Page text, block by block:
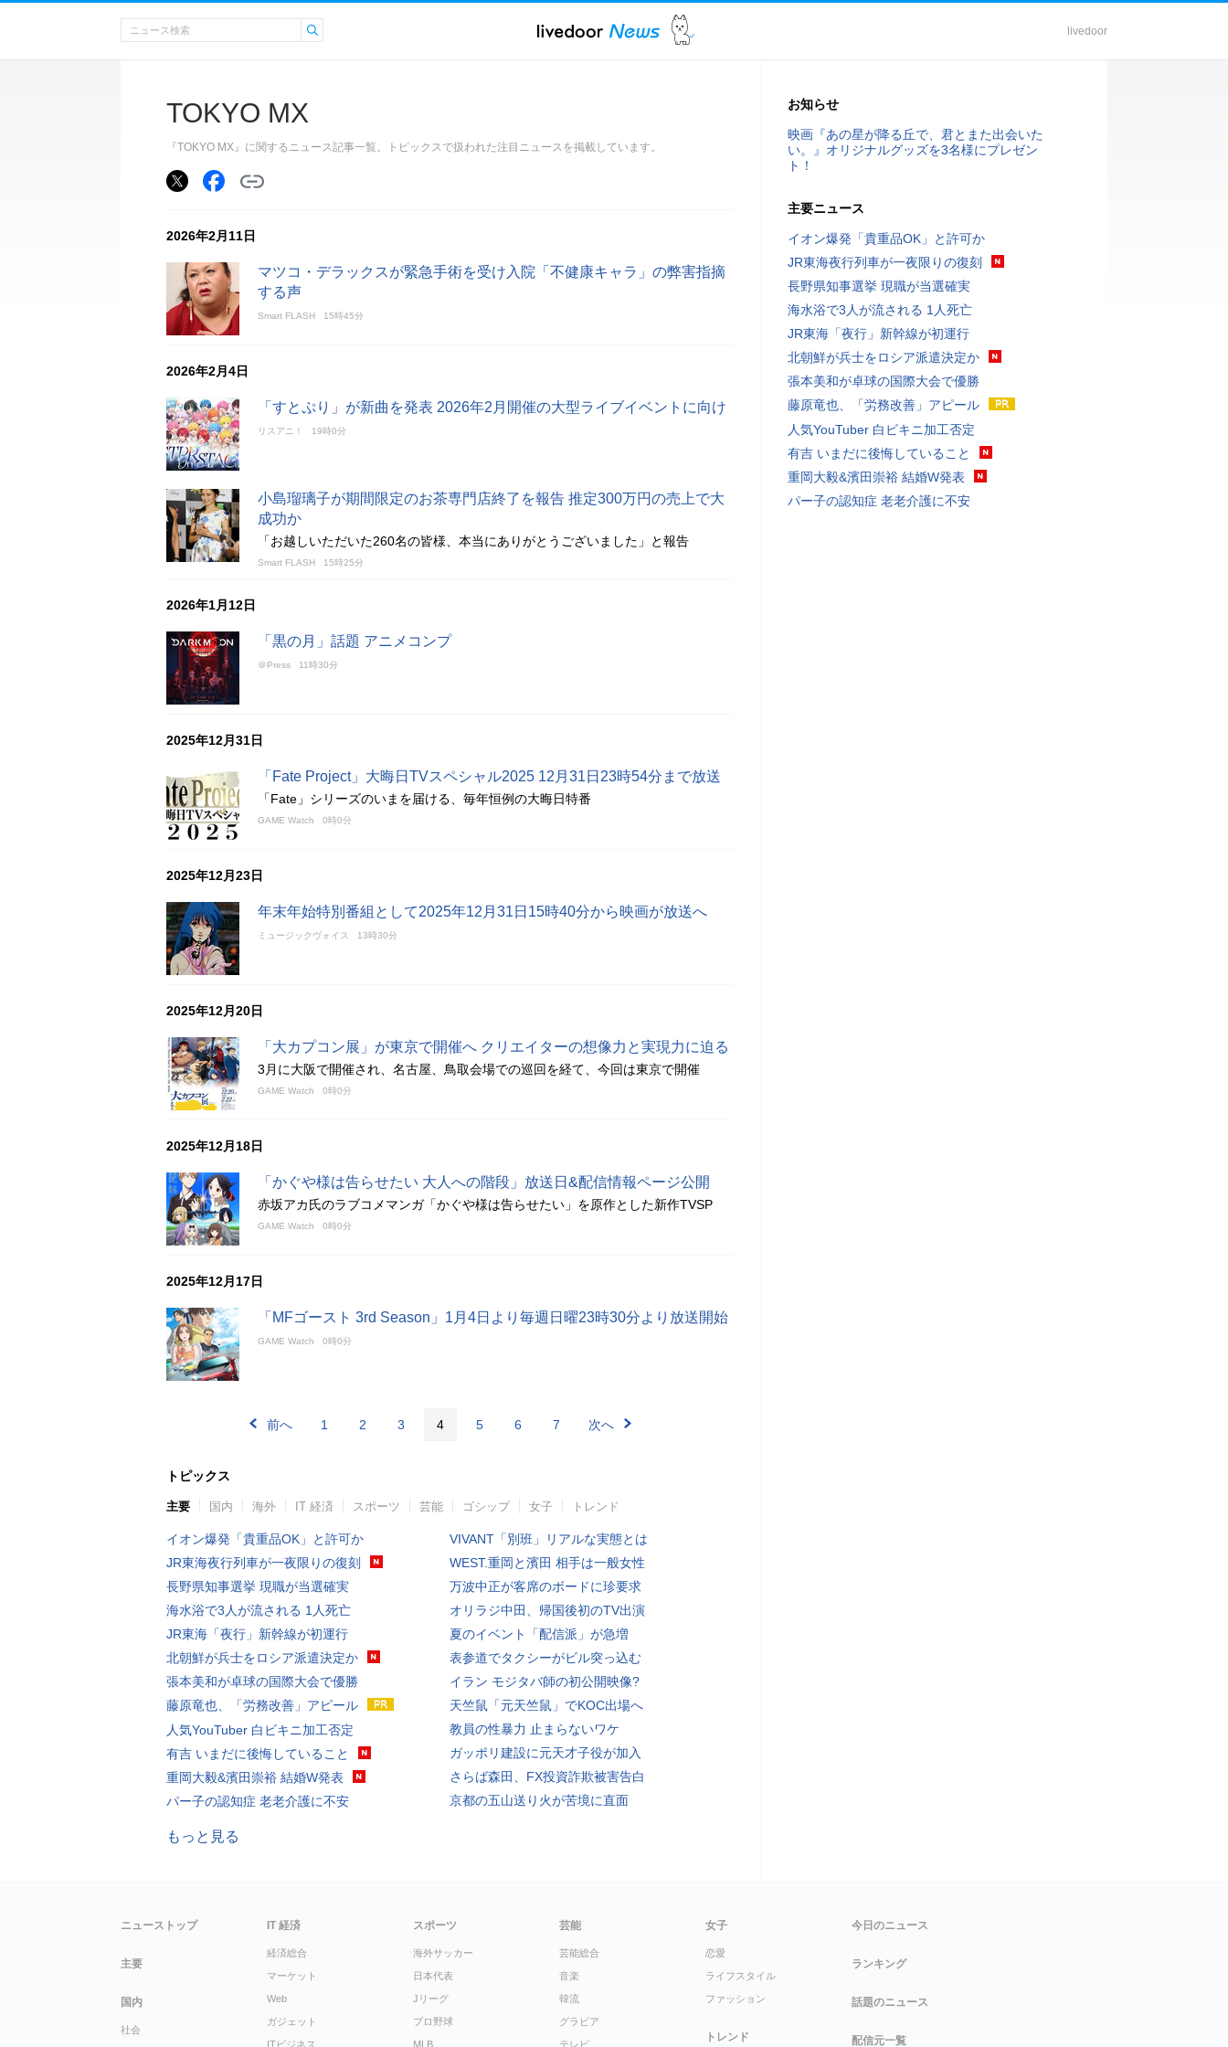
livedoor
TOKYO MX
『TOKYO MX』に関するニュース記事一覧。トピックスで扱われた注目ニュースを掲載しています。
2026年2月11日
マツコ・デラックスが緊急手術を受け入院「不健康キャラ」の弊害指摘
する声
Smart FLASH 15時45分
2026年2月4日
「すとぷり」が新曲を発表 2026年2月開催の大型ライブイベントに向け
リスアニ！ 19時0分
小島瑠璃子が期間限定のお茶専門店終了を報告 推定300万円の売上で大
成功か
「お越しいただいた260名の皆様、本当にありがとうございました」と報告
Smart FLASH 15時25分
2026年1月12日
「黒の月」話題 アニメコンプ
＠Press 11時30分
2025年12月31日
「Fate Project」大晦日TVスペシャル2025 12月31日23時54分まで放送
「Fate」シリーズのいまを届ける、毎年恒例の大晦日特番
GAME Watch 0時0分
2025年12月23日
年末年始特別番組として2025年12月31日15時40分から映画が放送へ
ミュージックヴォイス 13時30分
2025年12月20日
「大カプコン展」が東京で開催へ クリエイターの想像力と実現力に迫る
3月に大阪で開催され、名古屋、鳥取会場での巡回を経て、今回は東京で開催
GAME Watch 0時0分
2025年12月18日
「かぐや様は告らせたい 大人への階段」放送日&配信情報ページ公開
赤坂アカ氏のラブコメマンガ「かぐや様は告らせたい」を原作とした新作TVSP
GAME Watch 0時0分
2025年12月17日
「MFゴースト 3rd Season」1月4日より毎週日曜23時30分より放送開始
GAME Watch 0時0分
前へ 1 2 3 4 5 6 7 次へ
トピックス
主要 国内 海外 IT 経済 スポーツ 芸能 ゴシップ 女子 トレンド
イオン爆発「貴重品OK」と許可か
JR東海夜行列車が一夜限りの復刻
長野県知事選挙 現職が当選確実
海水浴で3人が流される 1人死亡
JR東海「夜行」新幹線が初運行
北朝鮮が兵士をロシア派遣決定か
張本美和が卓球の国際大会で優勝
藤原竜也、「労務改善」アピール
人気YouTuber 白ビキニ加工否定
有吉 いまだに後悔していること
重岡大毅&濱田崇裕 結婚W発表
パー子の認知症 老老介護に不安
VIVANT「別班」リアルな実態とは
WEST.重岡と濱田 相手は一般女性
万波中正が客席のボードに珍要求
オリラジ中田、帰国後初のTV出演
夏のイベント「配信派」が急増
表参道でタクシーがビル突っ込む
イラン モジタバ師の初公開映像?
天竺鼠「元天竺鼠」でKOC出場へ
教員の性暴力 止まらないワケ
ガッポリ建設に元天才子役が加入
さらば森田、FX投資詐欺被害告白
京都の五山送り火が苦境に直面
もっと見る
お知らせ
映画『あの星が降る丘で、君とまた出会いた
い。』オリジナルグッズを3名様にプレゼン
ト！
主要ニュース
イオン爆発「貴重品OK」と許可か
JR東海夜行列車が一夜限りの復刻
長野県知事選挙 現職が当選確実
海水浴で3人が流される 1人死亡
JR東海「夜行」新幹線が初運行
北朝鮮が兵士をロシア派遣決定か
張本美和が卓球の国際大会で優勝
藤原竜也、「労務改善」アピール
人気YouTuber 白ビキニ加工否定
有吉 いまだに後悔していること
重岡大毅&濱田崇裕 結婚W発表
パー子の認知症 老老介護に不安
ニューストップ
主要
国内
社会
IT 経済
経済総合
マーケット
Web
ガジェット
ITビジネス
スポーツ
海外サッカー
日本代表
Jリーグ
プロ野球
MLB
芸能
芸能総合
音楽
韓流
グラビア
テレビ
女子
恋愛
ライフスタイル
ファッション
トレンド
今日のニュース
ランキング
話題のニュース
配信元一覧